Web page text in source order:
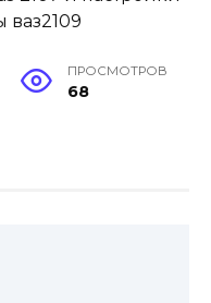
ПРОСМОТРОВ
68